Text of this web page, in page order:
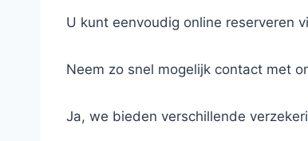
U kunt eenvoudig online reserveren
Neem zo snel mogelijk contact met
Ja, we bieden verschillende